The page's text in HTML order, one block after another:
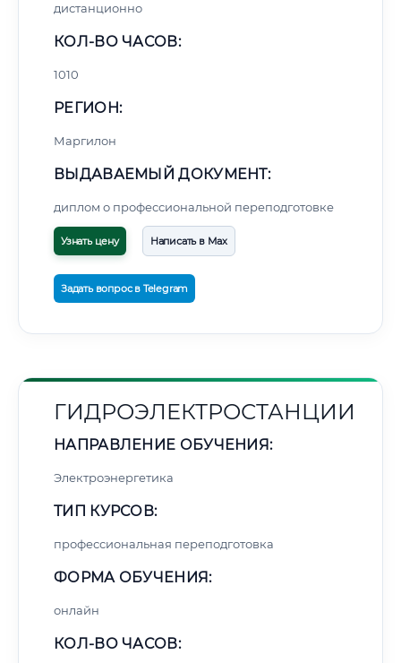
дистанционно
КОЛ-ВО ЧАСОВ:
1010
РЕГИОН:
Маргилон
ВЫДАВАЕМЫЙ ДОКУМЕНТ:
диплом о профессиональной переподготовке
Узнать цену Написать в Max
Задать вопрос в Telegram
ГИДРОЭЛЕКТРОСТАНЦИИ
НАПРАВЛЕНИЕ ОБУЧЕНИЯ:
Электроэнергетика
ТИП КУРСОВ:
профессиональная переподготовка
ФОРМА ОБУЧЕНИЯ:
онлайн
КОЛ-ВО ЧАСОВ: